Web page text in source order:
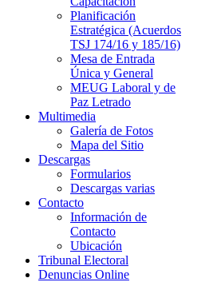
Planificación
Estratégica (Acuerdos
TSJ 174/16 y 185/16)
Mesa de Entrada
Única y General
MEUG Laboral y de
Paz Letrado
Multimedia
Galería de Fotos
Mapa del Sitio
Descargas
Formularios
Descargas varias
Contacto
Información de
Contacto
Ubicación
Tribunal Electoral
Denuncias Online